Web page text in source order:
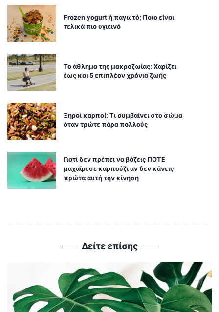
Frozen yogurt ή παγωτό; Ποιο είναι
τελικά πιο υγιεινό
Το άθλημα της μακροζωίας: Χαρίζει
έως και 5 επιπλέον χρόνια ζωής
Ξηροί καρποί: Τι συμβαίνει στο σώμα
όταν τρώτε πάρα πολλούς
Γιατί δεν πρέπει να βάζεις ΠΟΤΕ
μαχαίρι σε καρπούζι αν δεν κάνεις
πρώτα αυτή την κίνηση
Δείτε επίσης